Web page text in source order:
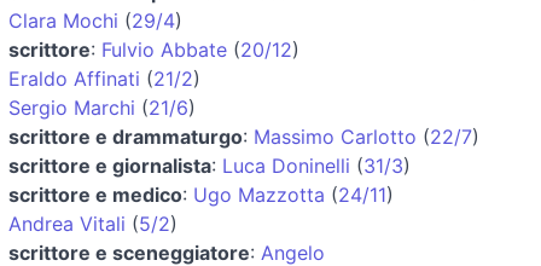
Clara Mochi (29/4)
scrittore: Fulvio Abbate (20/12)
Eraldo Affinati (21/2)
Sergio Marchi (21/6)
scrittore e drammaturgo: Massimo Carlotto (22/7)
scrittore e giornalista: Luca Doninelli (31/3)
scrittore e medico: Ugo Mazzotta (24/11)
Andrea Vitali (5/2)
scrittore e sceneggiatore: Angelo